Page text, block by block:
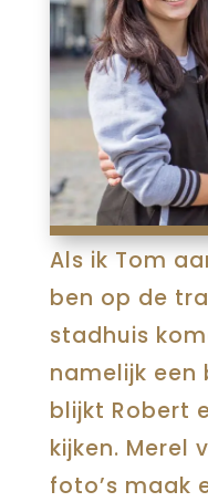
Als ik Tom
ben op de
stadhuis
namelijk
blijkt Robert
kijken. Merel
foto’s maak